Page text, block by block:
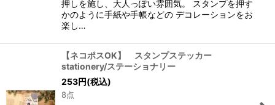
押しを施し、大人っぽい雰囲気。 スタンプを押す
かのように手紙や手帳などの デコレーションをお
楽し…
【ネコポスOK】 スタンプステッカー
stationery/ステーショナリー
253円(税込)
8点